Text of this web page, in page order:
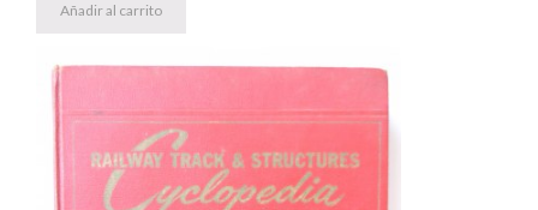
Añadir al carrito